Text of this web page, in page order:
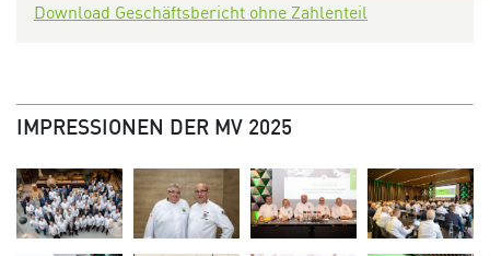
Download Geschäftsbericht ohne Zahlenteil
IMPRESSIONEN DER MV 2025